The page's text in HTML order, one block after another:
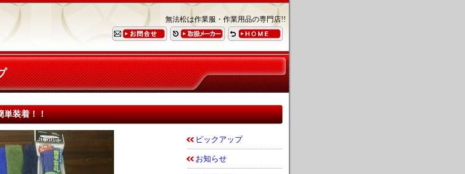
無法松は作業服・作業用品の専門店!!
単装着！！
ピックアップ
お知らせ